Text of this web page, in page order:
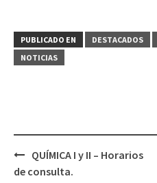
PUBLICADO EN DESTACADOS
NOTICIAS
Navegación
de
QUÍMICA I y II – Horarios
de consulta.